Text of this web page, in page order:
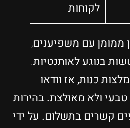
לקוחות
ממומן עם משפיענים,
בנוגע לאותנטיות.
כנות, אז וודאו
ולא מאולצת. בהירות
קשרים בתשלום. על ידי